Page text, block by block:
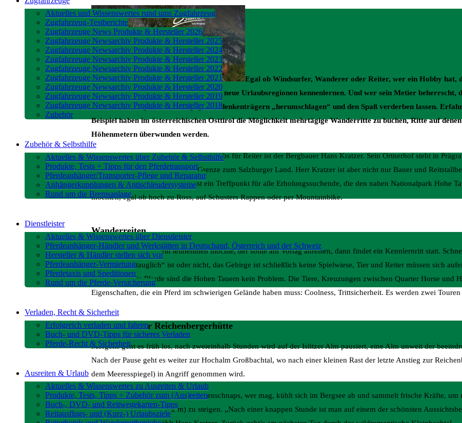
Aktuelles und Wissenswertes rund ums Zugfahrzeug
Zugfahrzeug-Testberichte
Zugfahrzeuge News Produkte & Hersteller 2026
Zugfahrzeuge Newsarchiv Produkte & Hersteller 2025
Zugfahrzeuge Newsarchiv Produkte & Hersteller 2024
Zugfahrzeuge Newsarchiv Produkte & Hersteller 2023
Zugfahrzeuge Newsarchiv Produkte & Hersteller 2022
Zugfahrzeuge Newsarchiv Produkte & Hersteller 2021
Zugfahrzeuge Newsarchiv Produkte & Hersteller 2020
Zugfahrzeuge Newsarchiv Produkte & Hersteller 2019
Zugfahrzeuge Newsarchiv Produkte & Hersteller 2018
Zubehör
Zubehör & Selbsthilfe
Aktuelles & Wissenswertes über Zubehör & Selbsthilfe
Produkte, Tests + Tipps für den Pferdetransport
Pferdeanhänger/Transporter-Pflege und Reparatur
Anhängerkupplungen & Antischleudersysteme
Rund um die Bremsanlage
Dienstleister
Aktuelles & Wissenswertes über Dienstleister
Pferdeanhänger-Händler und Werkstätten in Deutschand, Österreich und der Schweiz
Hersteller & Händler stellen sich vor
Pferdeanhänger-Vermietung
Pferdetaxis und Speditionen
Rund um die Pferde-Versicherung
Verladen, Recht & Sicherheit
Erfolgreich verladen und fahren
Buch- und DVD-Tipps für sicheres Verladen
Pferde-Recht & Sicherheit
Ausreiten & Urlaub
Aktuelles & Wissenswertes zu Ausreiten & Urlaub
Produkte, Tests, Tipps + Zubehör zum (Aus)reiten
Buch-, DVD- und Reitwegekarten-Tipps
Reitausflugs- und (Kurz-) Urlaubsziele
Egal ob Windsurfer, Wanderer oder Reiter, wer ein Hobby hat,
meistens etwas Besonderes erleben und neue Urlaubsregionen kennenlernen. Und wer sein Metier beherrscht,
nicht mit Anfängern oder nörgligen Bedenkenträgern „herumschlagen“ und den Spaß verderben lassen.
Beispiel haben im österreichischen Osttirol die Möglichkeit mehrtägige Wanderritte zu buchen, Ritte auf
Höhenmetern überwunden werden.
Anbieter des Hochgebirgsabenteuerurlaubs für Reiter ist der Bergbauer Hans Kratzer. Sein Ortnerhof steht in
einem Osttiroler Dorf unweit der Grenze zum Salzburger Land. Herr Kratzer ist aber nicht nur Bauer und
Hotelier. Sein Drei-Sterne-Hotel ist ein Treffpunkt für alle Erholungssuchende, die den nahen Nationalpark Hohe
möchten, egal ob hoch zu Ross, auf Schusters Rappen oder per Mountainbike.
Wanderreiten
Wer an einem Wanderritt teilnehmen möchte, der sollte am Vortag anreisen, dann findet ein Kennlernritt statt.
„Hochgebirgstauglich“ ist oder nicht, das Gebirge ist schließlich keine Spielwiese, Tier und Reiter müssen sich
können. Für die Pferde sind die Hohen Tauern kein Problem. Die Tiere, Kreuzungen zwischen Quarter Horse und
Eigenschaften, die ein Pferd im schwierigen Gelände haben muss: Coolness, Trittsicherheit. Es werden zwei Touren
Wanderritt zur Reichenbergerhütte
Morgens geht es früh los, nach zweieinhalb Stunden wird auf der Islitzer Alm pausiert, eine Alm unweit der
Nach der Pause geht es weiter zur Hochalm Großbachtal, wo nach einer kleinen Rast der letzte Anstieg zur
dem Meeresspiegel) in Angriff genommen wird.
Wirt Hansl serviert oben seinen Hüttenschnaps, wer mag, kühlt sich im Bergsee ab und sammelt frische Kräfte, um
auf die Gösleswand (2912 m) zu steigen. „Nach einer knappen Stunde ist man auf einem der schönsten